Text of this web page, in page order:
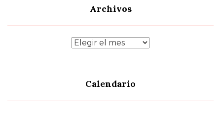
Archivos
Archivos
Calendario